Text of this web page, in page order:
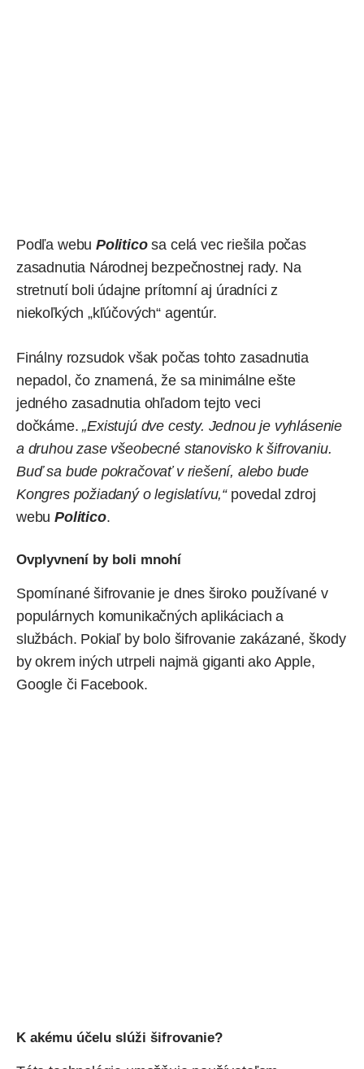
Podľa webuPoliticosa celá vec riešila počas
zasadnutia Národnej bezpečnostnej rady. Na
stretnutí boli údajne prítomní aj úradníci z
niekoľkých „kľúčových“ agentúr.
Finálny rozsudok však počas tohto zasadnutia
nepadol, čo znamená, že sa minimálne ešte
jedného zasadnutia ohľadom tejto veci
dočkáme.„Existujú dve cesty. Jednou je vyhlásenie
a druhou zase všeobecné stanovisko k šifrovaniu.
Buď sa bude pokračovať v riešení, alebo bude
Kongres požiadaný o legislatívu,“povedal zdroj
webuPolitico.
Ovplyvnení by boli mnohí
Spomínané šifrovanie je dnes široko používané v
populárnych komunikačných aplikáciach a
službách. Pokiaľ by bolo šifrovanie zakázané, škody
by okrem iných utrpeli najmä giganti ako Apple,
Googleči Facebook.
K akému účelu slúži šifrovanie?